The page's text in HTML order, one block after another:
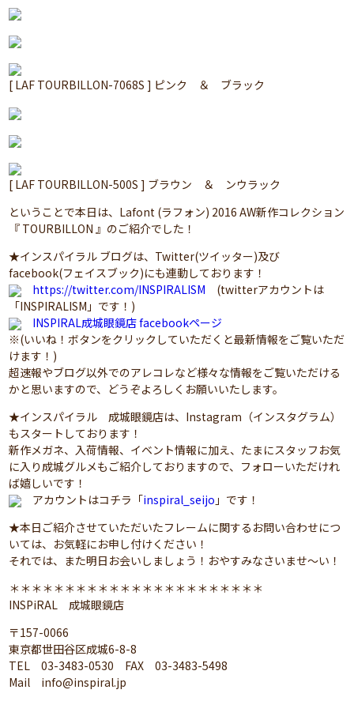
[ LAF TOURBILLON-7068S ] ピンク ＆ ブラック
[ LAF TOURBILLON-500S ] ブラウン ＆ ンウラック
ということで本日は、Lafont (ラフォン) 2016 AW新作コレクション
『 TOURBILLON 』のご紹介でした！
★インスパイラル ブログは、Twitter(ツイッター)及び
facebook(フェイスブック)にも連動しております！
https://twitter.com/INSPIRALISM (twitterアカウントは
「INSPIRALISM」です！)
INSPIRAL成城眼鏡店 facebookページ
※(いいね！ボタンをクリックしていただくと最新情報をご覧いただ
けます！)
超速報やブログ以外でのアレコレなど様々な情報をご覧いただける
かと思いますので、どうぞよろしくお願いいたします。
★インスパイラル 成城眼鏡店は、Instagram（インスタグラム）
もスタートしております！
新作メガネ、入荷情報、イベント情報に加え、たまにスタッフお気
に入り成城グルメもご紹介しておりますので、フォローいただけれ
ば嬉しいです！
アカウントはコチラ「inspiral_seijo 」です！
★本日ご紹介させていただいたフレームに関するお問い合わせにつ
いては、お気軽にお申し付けください！
それでは、また明日お会いしましょう！おやすみなさいませ～い！
＊＊＊＊＊＊＊＊＊＊＊＊＊＊＊＊＊＊＊＊＊＊＊
INSPiRAL 成城眼鏡店
〒157-0066
東京都世田谷区成城6-8-8
TEL 03-3483-0530 FAX 03-3483-5498
Mail info@inspiral.jp